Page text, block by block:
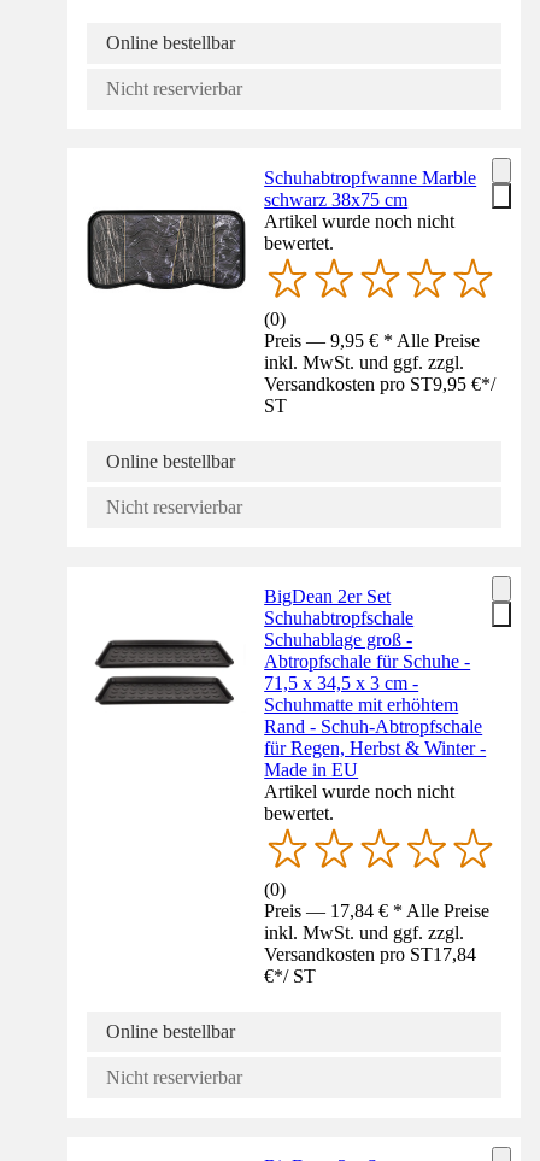
Online bestellbar
Nicht reservierbar
Schuhabtropfwanne Marble
schwarz 38x75 cm
Artikel wurde noch nicht
bewertet.
(0)
Preis — 9,95 € * Alle Preise
inkl. MwSt. und ggf. zzgl.
Versandkosten pro ST9,95 €*/
ST
Online bestellbar
Nicht reservierbar
BigDean 2er Set
Schuhabtropfschale
Schuhablage groß -
Abtropfschale für Schuhe -
71,5 x 34,5 x 3 cm -
Schuhmatte mit erhöhtem
Rand - Schuh-Abtropfschale
für Regen, Herbst & Winter -
Made in EU
Artikel wurde noch nicht
bewertet.
(0)
Preis — 17,84 € * Alle Preise
inkl. MwSt. und ggf. zzgl.
Versandkosten pro ST17,84
€*/ ST
Online bestellbar
Nicht reservierbar